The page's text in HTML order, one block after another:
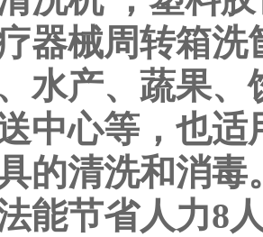
器械周转箱
水产、蔬果
中心等，也
的清洗和消
能节省人力8